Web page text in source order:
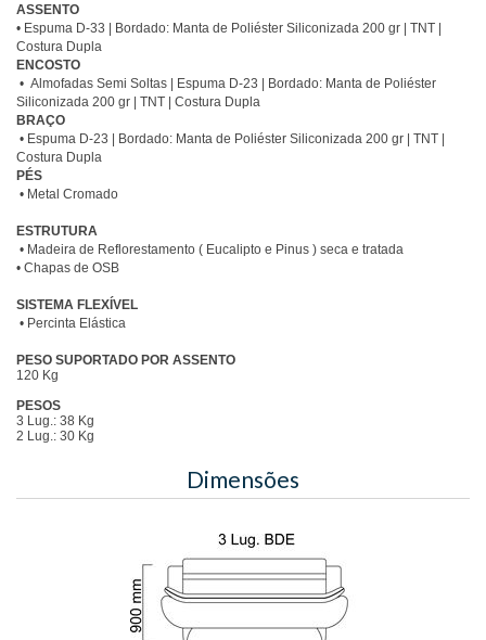
ASSENTO
• Espuma D-33 | Bordado: Manta de Poliéster Siliconizada 200 gr | TNT |
Costura Dupla
ENCOSTO
• Almofadas Semi Soltas | Espuma D-23 | Bordado: Manta de Poliéster
Siliconizada 200 gr | TNT | Costura Dupla
BRAÇO
• Espuma D-23 | Bordado: Manta de Poliéster Siliconizada 200 gr | TNT |
Costura Dupla
PÉS
• Metal Cromado
ESTRUTURA
• Madeira de Reflorestamento ( Eucalipto e Pinus ) seca e tratada
• Chapas de OSB
SISTEMA FLEXÍVEL
• Percinta Elástica
PESO SUPORTADO POR ASSENTO
120 Kg
PESOS
3 Lug.: 38 Kg
2 Lug.: 30 Kg
Dimensões